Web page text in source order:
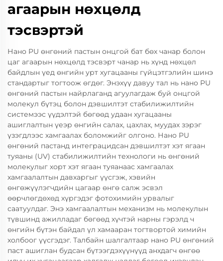
агаарын нөхцөлд
тэсвэртэй
Нано PU өнгөний пастын онцгой бат бөх чанар болон
цаг агаарын нөхцөлд тэсвэрт чанар нь хүнд нөхцөл
байдлын үед өнгийн урт хугацааны гүйцэтгэлийн шинэ
стандартыг тогтоож өгдөг. Энэхүү давуу тал нь нано PU
өнгөний пастын найрлаганд агуулагдаж буй онцгой
молекул бүтэц болон дэвшилтэт стабилижилтийн
системээс үүдэлтэй бөгөөд удаан хугацааны
ашиглалтын үеэр өнгийн салах, цахлах, муудах зэрэг
үзэгдлээс хамгаалах боломжийг олгоно. Нано PU
өнгөний пастанд интеграцидсан дэвшилтэт хэт ягаан
туяаны (UV) стабилижилтийн технологи нь өнгөний
молекулыг хорт хэт ягаан туяанаас хамгаалах
хамгаалалтын давхаргыг үүсгэж, хэвийн
өнгөжүүлэгчдийн цагаар өнгө салж эсвэл
өөрчлөгдөхөд хүргэдэг фотохимийн урвалыг
саатуулдаг. Энэ хамгаалалтын механизм нь молекулын
түвшинд ажилладаг бөгөөд хүчтэй нарны гэрэлд ч
өнгийн бүтэн байдал үл хамааран тогтвортой химийн
холбоог үүсгэдэг. Талбайн шалгалтаар нано PU өнгөний
паст ашиглан будсан бүтээгдэхүүнүүд анхдагч өнгөө